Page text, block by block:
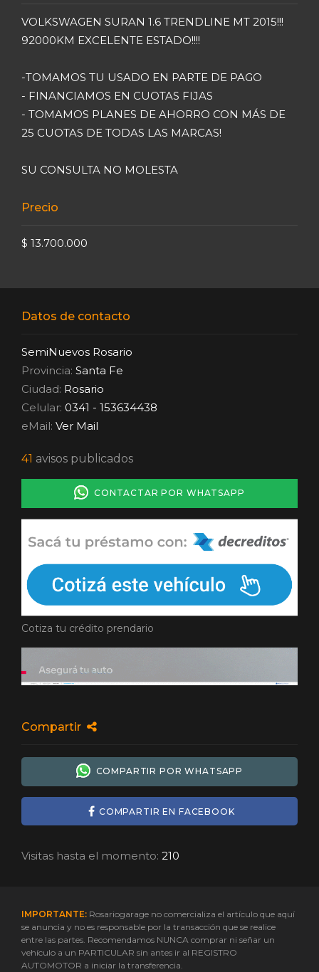
VOLKSWAGEN SURAN 1.6 TRENDLINE MT 2015!!!
92000KM EXCELENTE ESTADO!!!!
-TOMAMOS TU USADO EN PARTE DE PAGO
- FINANCIAMOS EN CUOTAS FIJAS
- TOMAMOS PLANES DE AHORRO CON MÁS DE
25 CUOTAS DE TODAS LAS MARCAS!
SU CONSULTA NO MOLESTA
Precio
$ 13.700.000
Datos de contacto
SemiNuevos Rosario
Provincia: Santa Fe
Ciudad: Rosario
Celular: 0341 - 153634438
eMail: Ver Mail
41 avisos publicados
CONTACTAR POR WHATSAPP
Cotiza tu crédito prendario
Compartir
COMPARTIR POR WHATSAPP
COMPARTIR EN FACEBOOK
Visitas hasta el momento: 210
IMPORTANTE: Rosariogarage no comercializa el artículo que aquí
se anuncia y no es responsable por la transacción que se realice
entre las partes. Recomendamos NUNCA comprar ni señar un
vehículo a un PARTICULAR sin antes ir al REGISTRO
AUTOMOTOR a iniciar la transferencia.